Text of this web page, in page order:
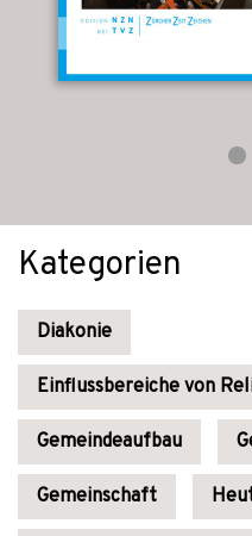
Kategorien
Diakonie
Einflussbereiche von
Gemeindeaufbau
Gemeinschaft